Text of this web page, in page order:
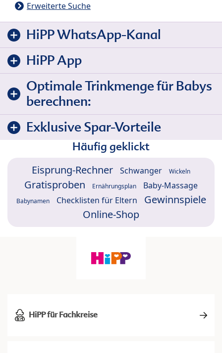
Erweiterte Suche
HiPP WhatsApp-Kanal
HiPP App
Optimale Trinkmenge für Babys
berechnen:
Exklusive Spar-Vorteile
Häufig geklickt
Eisprung-Rechner Schwanger Wickeln
Gratisproben Ernährungsplan Baby-Massage
Babynamen Checklisten für Eltern
Gewinnspiele
Online-Shop
HiPP für Fachkreise